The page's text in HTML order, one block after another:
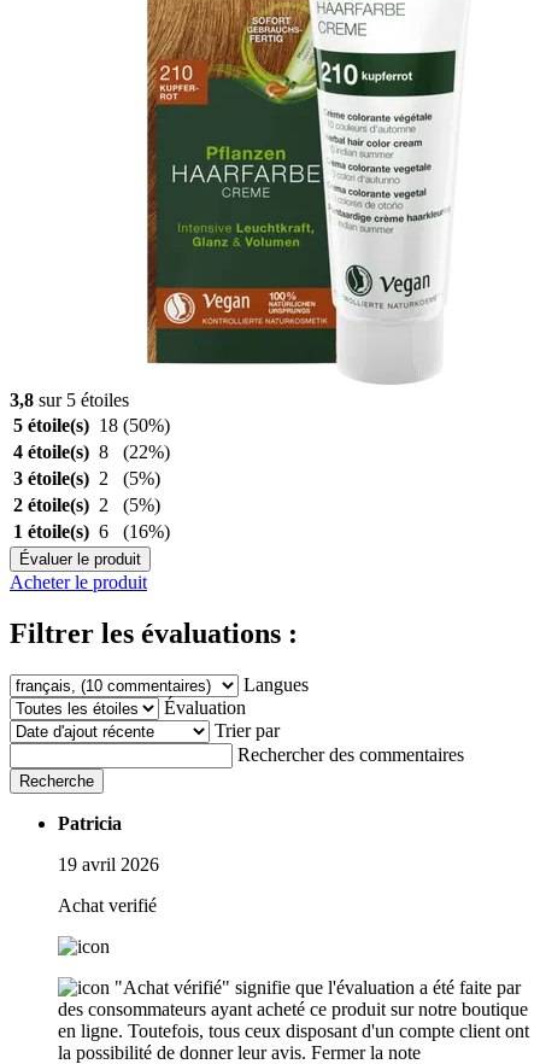
3,8 sur 5 étoiles
5 étoile(s) 18 (50%)
4 étoile(s) 8
(22%)
3 étoile(s) 2
(5%)
2 étoile(s) 2
(5%)
1 étoile(s) 6 (16%)
Évaluer le produit
Acheter le produit
Filtrer les évaluations :
Langues
Évaluation
Trier par
Rechercher des commentaires
Recherche
Patricia
19 avril 2026
Achat verifié
"Achat vérifié" signifie que l'évaluation a été faite par
des consommateurs ayant acheté ce produit sur notre boutique
en ligne. Toutefois, tous ceux disposant d'un compte client ont
la possibilité de donner leur avis. Fermer la note